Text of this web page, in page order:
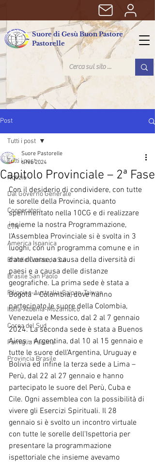
Suore di Gesù Buon Pastore
Pastorelle
Post
Tutti i post
Notizie
Dal Governo Generale
Cooperatori
CTN
America Ispanica
Brasile Caxias do Sul
Brasile San Paolo
Filippine-Australia-Saipan-Taiwan
Italia-Albania-Mozambico
Corea del Sud
Famiglia Paolina
Provincia Brasile
Tutti i post
Capitolo Provinciale – 2ª Fase
Suore Pastorelle
6 feb 2024
Con il desiderio di condividere, con tutte
le sorelle della Provincia, quanto
sperimentato nella 10CG e di realizzare
insieme la nostra Programmazione,
l'Assemblea Provinciale si è svolta in 3
luoghi, con un programma comune e in
date diverse, a causa della diversità di
paesi e a causa delle distanze
geografiche. La prima sede è stata a
Bogotá – Colombia, dove hanno
partecipato le suore della Colombia,
Venezuela e Messico, dal 2 al 7 gennaio
2024. La seconda sede è stata a Buenos
Aires – Argentina, dal 10 al 15 gennaio e
tutte le suore dell’Argentina, Uruguay e
Bolivia ed infine la terza sede a Lima –
Perù, dal 22 al 27 gennaio e hanno
partecipato le suore del Perù, Cuba e
Cile. Ogni assemblea con la possibilità di
vivere gli Esercizi Spirituali. Il 28
gennaio si è svolto un incontro virtuale
con tutte le sorelle dell'Ispettoria per
presentare la programmazione
ispettoriale che insieme avevamo